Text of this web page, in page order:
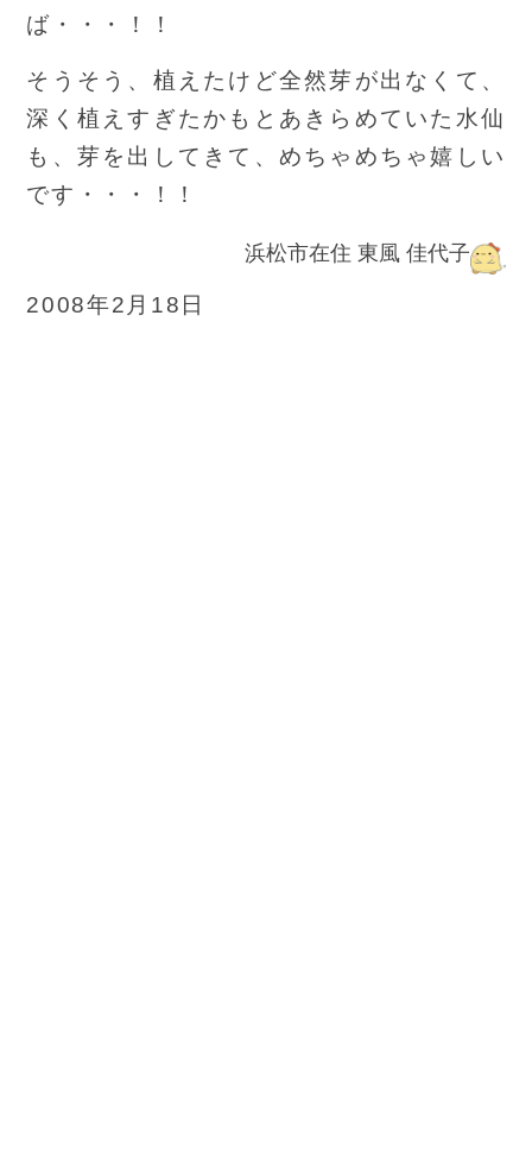
ば・・・！！
そうそう、植えたけど全然芽が出なくて、
深く植えすぎたかもとあきらめていた水仙
も、芽を出してきて、めちゃめちゃ嬉しい
です・・・！！
浜松市在住 東風 佳代子
2008年2月18日